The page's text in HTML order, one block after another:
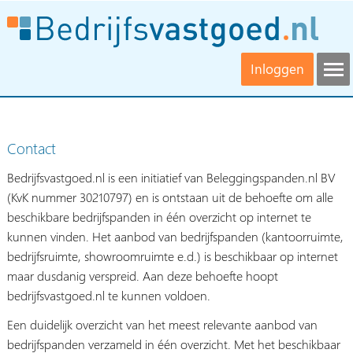
Inloggen
Contact
Bedrijfsvastgoed.nl is een initiatief van Beleggingspanden.nl BV
(KvK nummer 30210797) en is ontstaan uit de behoefte om alle
beschikbare bedrijfspanden in één overzicht op internet te
kunnen vinden. Het aanbod van bedrijfspanden (kantoorruimte,
bedrijfsruimte, showroomruimte e.d.) is beschikbaar op internet
maar dusdanig verspreid. Aan deze behoefte hoopt
bedrijfsvastgoed.nl te kunnen voldoen.
Een duidelijk overzicht van het meest relevante aanbod van
bedrijfspanden verzameld in één overzicht. Met het beschikbaar